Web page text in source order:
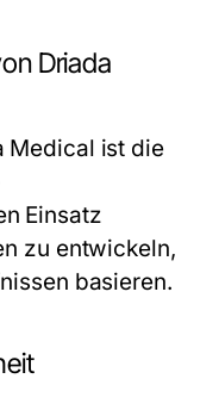
Driada
Medical ist die
Einsatz
zu entwickeln,
basieren.